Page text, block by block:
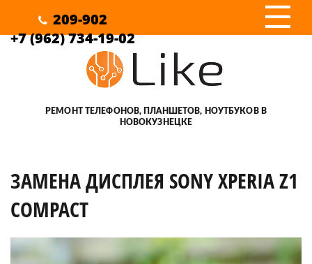
209-902
+7 (962) 734-19-02
III
РЕМОНТ ТЕЛЕФОНОВ, ПЛАНШЕТОВ, НОУТБУКОВ В
НОВОКУЗНЕЦКЕ
ЗАМЕНА ДИСПЛЕЯ SONY XPERIA Z1
COMPACT